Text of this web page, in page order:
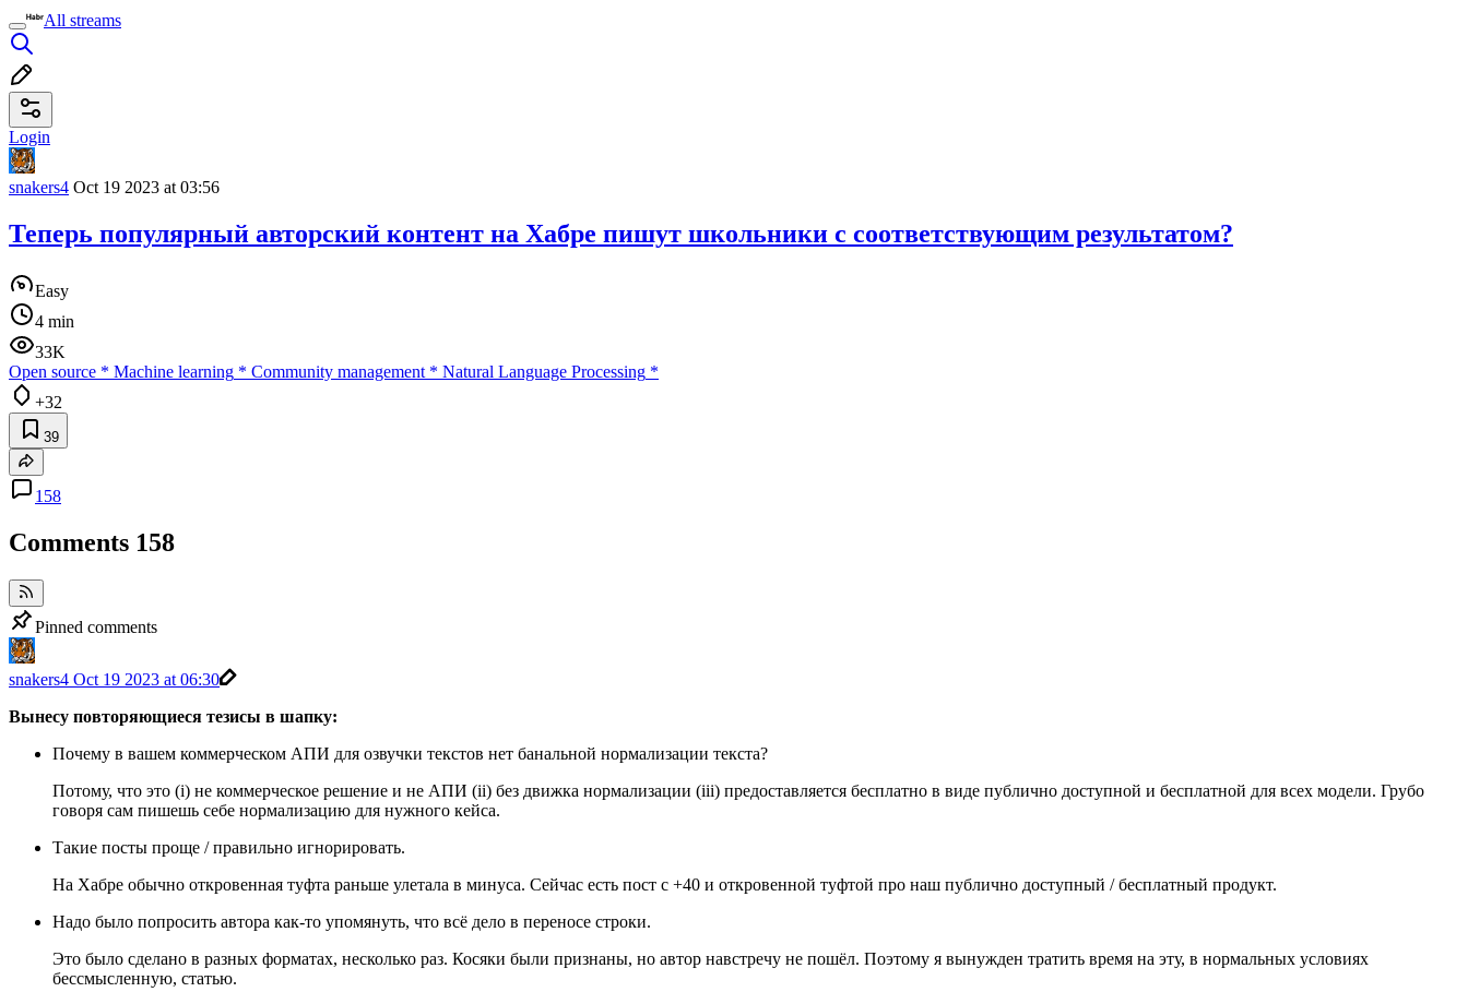
All streams
Login
snakers4 Oct 19 2023 at 03:56
Теперь популярный авторский контент на Хабре пишут школьники с соответствующим результатом?
Easy
4 min
33K
Open source * Machine learning * Community management * Natural Language Processing *
+32
39
158
Comments 158
Pinned comments
snakers4 Oct 19 2023 at 06:30
Вынесу повторяющиеся тезисы в шапку:
Почему в вашем коммерческом АПИ для озвучки текстов нет банальной нормализации текста?
Потому, что это (i) не коммерческое решение и не АПИ (ii) без движка нормализации (iii) предоставляется бесплатно в виде публично доступной и бесплатной для всех модели. Грубо
говоря сам пишешь себе нормализацию для нужного кейса.
Такие посты проще / правильно игнорировать.
На Хабре обычно откровенная туфта раньше улетала в минуса. Сейчас есть пост с +40 и откровенной туфтой про наш публично доступный / бесплатный продукт.
Надо было попросить автора как-то упомянуть, что всё дело в переносе строки.
Это было сделано в разных форматах, несколько раз. Косяки были признаны, но автор навстречу не пошёл. Поэтому я вынужден тратить время на эту, в нормальных условиях
бессмысленную, статью.